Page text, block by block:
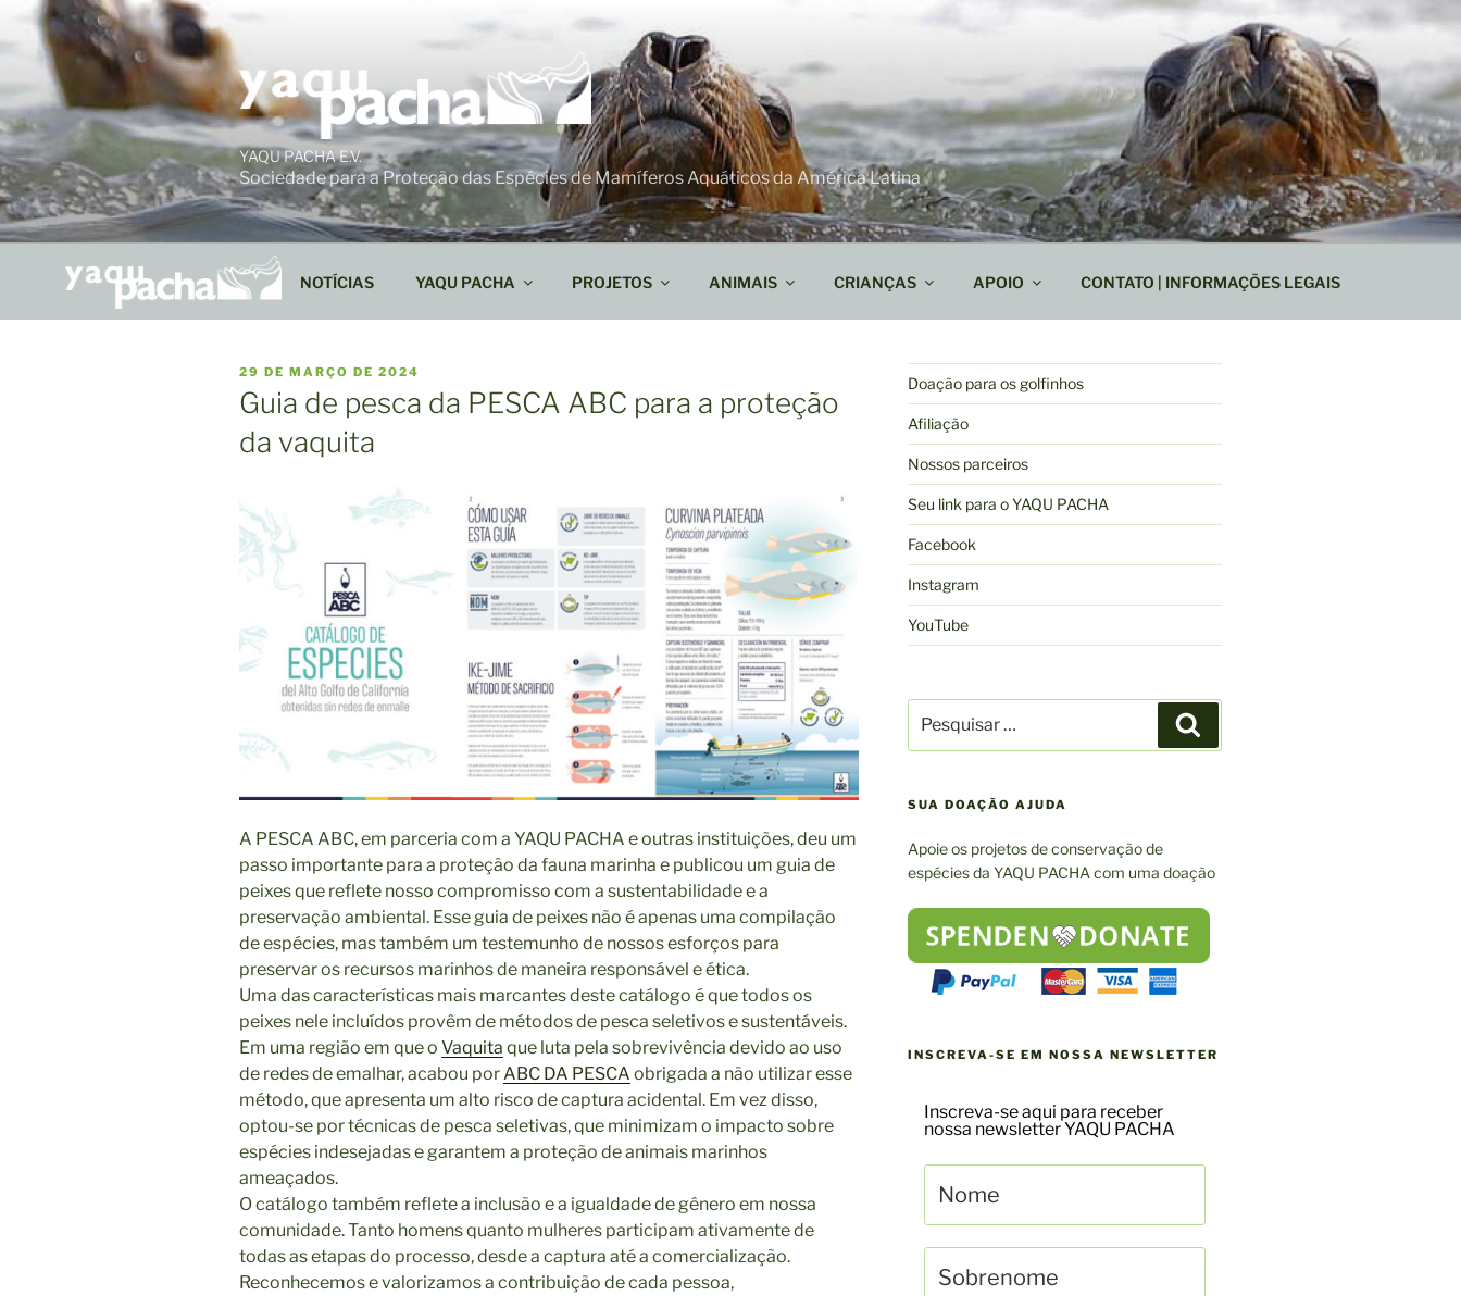
para
conteúdo
YAQU PACHA E.V.
Sociedade para a Proteção das Espécies de Mamíferos Aquáticos da América Latina
NOTÍCIAS YAQU PACHA PROJETOS ANIMAIS CRIANÇAS APOIO CONTATO | INFORMAÇÕES LEGAIS
PUBLICADO
EM
29 DE MARÇO DE 2024
Guia de pesca da PESCA ABC para a proteção
da vaquita
A PESCA ABC, em parceria com a YAQU PACHA e outras instituições, deu um
passo importante para a proteção da fauna marinha e publicou um guia de
peixes que reflete nosso compromisso com a sustentabilidade e a
preservação ambiental. Esse guia de peixes não é apenas uma compilação
de espécies, mas também um testemunho de nossos esforços para
preservar os recursos marinhos de maneira responsável e ética.
Uma das características mais marcantes deste catálogo é que todos os
peixes nele incluídos provêm de métodos de pesca seletivos e sustentáveis.
Em uma região em que o Vaquita que luta pela sobrevivência devido ao uso
de redes de emalhar, acabou por ABC DA PESCA obrigada a não utilizar esse
método, que apresenta um alto risco de captura acidental. Em vez disso,
optou-se por técnicas de pesca seletivas, que minimizam o impacto sobre
espécies indesejadas e garantem a proteção de animais marinhos
ameaçados.
O catálogo também reflete a inclusão e a igualdade de gênero em nossa
comunidade. Tanto homens quanto mulheres participam ativamente de
todas as etapas do processo, desde a captura até a comercialização.
Reconhecemos e valorizamos a contribuição de cada pessoa,
Doação para os golfinhos
Afiliação
Nossos parceiros
Seu link para o YAQU PACHA
Facebook
Instagram
YouTube
por:
SUA DOAÇÃO AJUDA
Apoie os projetos de conservação de
espécies da YAQU PACHA com uma doação
INSCREVA-SE EM NOSSA NEWSLETTER
Inscreva-se aqui para receber
nossa newsletter YAQU PACHA